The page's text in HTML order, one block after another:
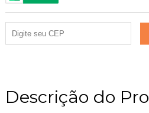
Descrição do